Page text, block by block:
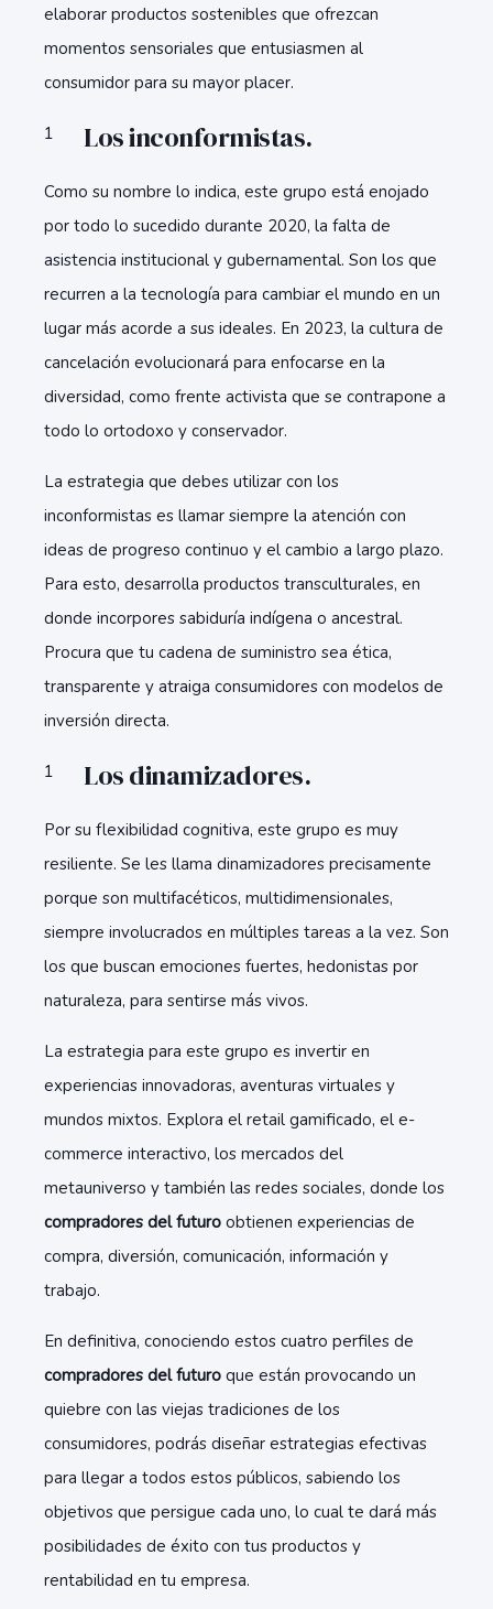
elaborar productos sostenibles que ofrezcan
momentos sensoriales que entusiasmen al
consumidor para su mayor placer.
Los inconformistas.
Como su nombre lo indica, este grupo está enojado
por todo lo sucedido durante 2020, la falta de
asistencia institucional y gubernamental. Son los que
recurren a la tecnología para cambiar el mundo en un
lugar más acorde a sus ideales. En 2023, la cultura de
cancelación evolucionará para enfocarse en la
diversidad, como frente activista que se contrapone a
todo lo ortodoxo y conservador.
La estrategia que debes utilizar con los
inconformistas es llamar siempre la atención con
ideas de progreso continuo y el cambio a largo plazo.
Para esto, desarrolla productos transculturales, en
donde incorpores sabiduría indígena o ancestral.
Procura que tu cadena de suministro sea ética,
transparente y atraiga consumidores con modelos de
inversión directa.
Los dinamizadores.
Por su flexibilidad cognitiva, este grupo es muy
resiliente. Se les llama dinamizadores precisamente
porque son multifacéticos, multidimensionales,
siempre involucrados en múltiples tareas a la vez. Son
los que buscan emociones fuertes, hedonistas por
naturaleza, para sentirse más vivos.
La estrategia para este grupo es invertir en
experiencias innovadoras, aventuras virtuales y
mundos mixtos. Explora el retail gamificado, el e-
commerce interactivo, los mercados del
metauniverso y también las redes sociales, donde los
compradores del futuro obtienen experiencias de
compra, diversión, comunicación, información y
trabajo.
En definitiva, conociendo estos cuatro perfiles de
compradores del futuro que están provocando un
quiebre con las viejas tradiciones de los
consumidores, podrás diseñar estrategias efectivas
para llegar a todos estos públicos, sabiendo los
objetivos que persigue cada uno, lo cual te dará más
posibilidades de éxito con tus productos y
rentabilidad en tu empresa.